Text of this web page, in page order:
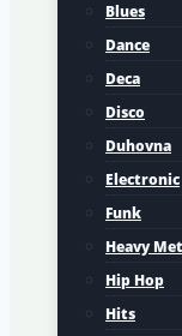
Blues
Dance
Deca
Disco
Duhovna
Electronic
Funk
Heavy
Hip Hop
Hits